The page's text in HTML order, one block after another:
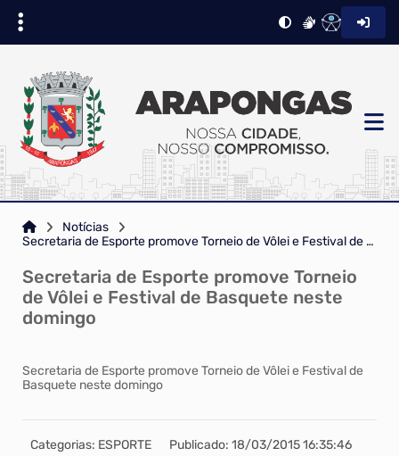
Notícias
Secretaria de Esporte promove Torneio de Vôlei e Festival de Basquete neste domingo
Secretaria de Esporte promove Torneio
de Vôlei e Festival de Basquete neste
domingo
Secretaria de Esporte promove Torneio de Vôlei e Festival de
Basquete neste domingo
Categorias: ESPORTE Publicado: 18/03/2015 16:35:46